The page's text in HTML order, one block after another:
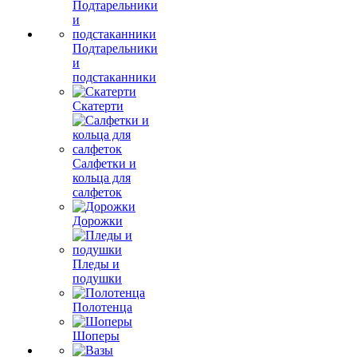
Подтарельники
и
подстаканники
Скатерти
Салфетки и
кольца для
салфеток
Дорожки
Пледы и
подушки
Полотенца
Шоперы